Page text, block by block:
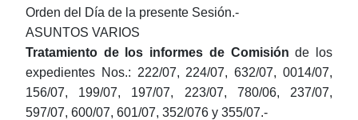
Orden del Día de la presente Sesión.-
ASUNTOS VARIOS
Tratamiento de los informes de Comisión de los
expedientes Nos.: 222/07, 224/07, 632/07, 0014/07,
156/07, 199/07, 197/07, 223/07, 780/06, 237/07,
597/07, 600/07, 601/07, 352/076 y 355/07.-